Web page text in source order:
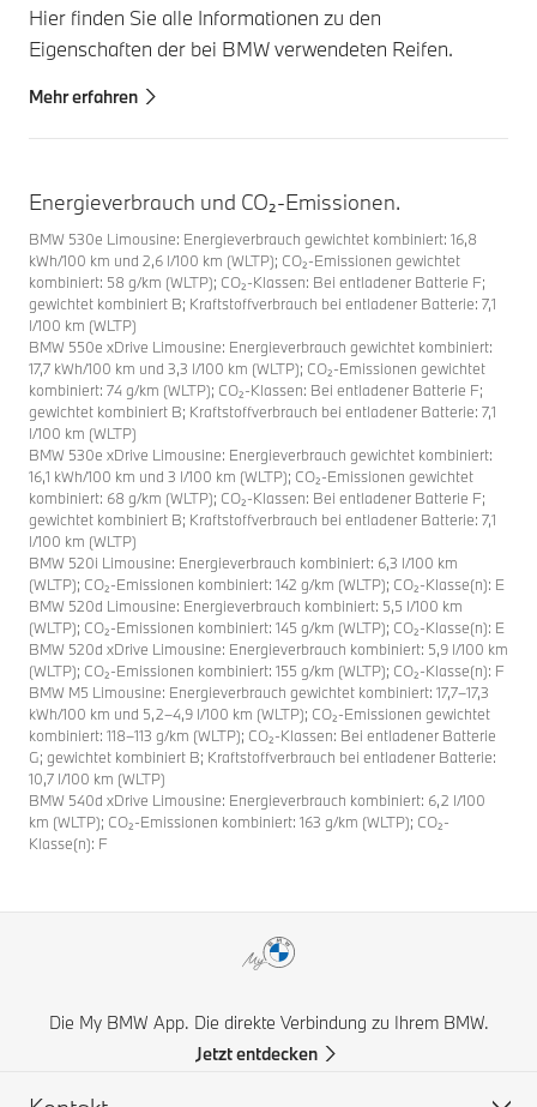
Hier finden Sie alle Informationen zu den
Eigenschaften der bei BMW verwendeten Reifen.
Mehr erfahren
Energieverbrauch und CO₂-Emissionen.
BMW 530e Limousine: Energieverbrauch gewichtet kombiniert: 16,8
kWh/100 km und 2,6 l/100 km (WLTP); CO₂-Emissionen gewichtet
kombiniert: 58 g/km (WLTP); CO₂-Klassen: Bei entladener Batterie F;
gewichtet kombiniert B; Kraftstoffverbrauch bei entladener Batterie: 7,1
l/100 km (WLTP)
BMW 550e xDrive Limousine: Energieverbrauch gewichtet kombiniert:
17,7 kWh/100 km und 3,3 l/100 km (WLTP); CO₂-Emissionen gewichtet
kombiniert: 74 g/km (WLTP); CO₂-Klassen: Bei entladener Batterie F;
gewichtet kombiniert B; Kraftstoffverbrauch bei entladener Batterie: 7,1
l/100 km (WLTP)
BMW 530e xDrive Limousine: Energieverbrauch gewichtet kombiniert:
16,1 kWh/100 km und 3 l/100 km (WLTP); CO₂-Emissionen gewichtet
kombiniert: 68 g/km (WLTP); CO₂-Klassen: Bei entladener Batterie F;
gewichtet kombiniert B; Kraftstoffverbrauch bei entladener Batterie: 7,1
l/100 km (WLTP)
BMW 520i Limousine: Energieverbrauch kombiniert: 6,3 l/100 km
(WLTP); CO₂-Emissionen kombiniert: 142 g/km (WLTP); CO₂-Klasse(n): E
BMW 520d Limousine: Energieverbrauch kombiniert: 5,5 l/100 km
(WLTP); CO₂-Emissionen kombiniert: 145 g/km (WLTP); CO₂-Klasse(n): E
BMW 520d xDrive Limousine: Energieverbrauch kombiniert: 5,9 l/100 km
(WLTP); CO₂-Emissionen kombiniert: 155 g/km (WLTP); CO₂-Klasse(n): F
BMW M5 Limousine: Energieverbrauch gewichtet kombiniert: 17,7–17,3
kWh/100 km und 5,2–4,9 l/100 km (WLTP); CO₂-Emissionen gewichtet
kombiniert: 118–113 g/km (WLTP); CO₂-Klassen: Bei entladener Batterie
G; gewichtet kombiniert B; Kraftstoffverbrauch bei entladener Batterie:
10,7 l/100 km (WLTP)
BMW 540d xDrive Limousine: Energieverbrauch kombiniert: 6,2 l/100
km (WLTP); CO₂-Emissionen kombiniert: 163 g/km (WLTP); CO₂-
Klasse(n): F
Die My BMW App. Die direkte Verbindung zu Ihrem BMW.
Jetzt entdecken